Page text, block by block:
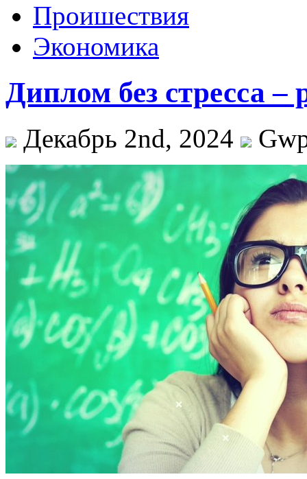
Проишествия
Экономика
Диплом без стресса –
Декабрь 2nd, 2024